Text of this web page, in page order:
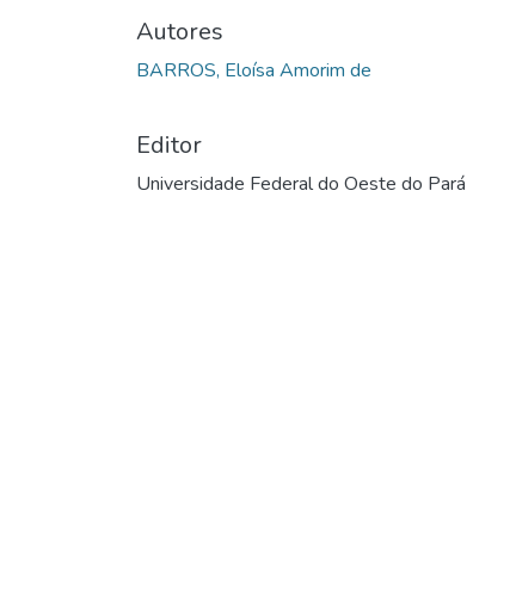
Autores
BARROS, Eloísa Amorim de
Editor
Universidade Federal do Oeste do Pará